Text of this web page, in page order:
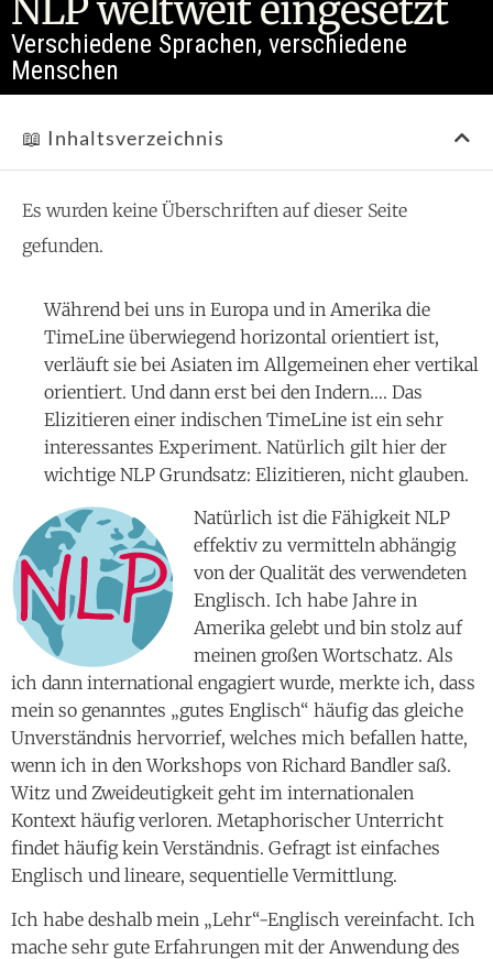
NLP weltweit eingesetzt
Verschiedene Sprachen, verschiedene
Menschen
Während bei uns in Europa und in Amerika die
TimeLine überwiegend horizontal orientiert ist,
verläuft sie bei Asiaten im Allgemeinen eher vertikal
orientiert. Und dann erst bei den Indern…. Das
Elizitieren einer indischen TimeLine ist ein sehr
interessantes Experiment. Natürlich gilt hier der
wichtige NLP Grundsatz: Elizitieren, nicht glauben.
Natürlich ist die Fähigkeit NLP
effektiv zu vermitteln abhängig
von der Qualität des verwendeten
Englisch. Ich habe Jahre in
Amerika gelebt und bin stolz auf
meinen großen Wortschatz. Als
ich dann international engagiert wurde, merkte ich, dass
mein so genanntes „gutes Englisch“ häufig das gleiche
Unverständnis hervorrief, welches mich befallen hatte,
wenn ich in den Workshops von Richard Bandler saß.
Witz und Zweideutigkeit geht im internationalen
Kontext häufig verloren. Metaphorischer Unterricht
findet häufig kein Verständnis. Gefragt ist einfaches
Englisch und lineare, sequentielle Vermittlung.
Ich habe deshalb mein „Lehr“-Englisch vereinfacht. Ich
mache sehr gute Erfahrungen mit der Anwendung des
📖 Inhaltsverzeichnis
Es wurden keine Überschriften auf dieser Seite
gefunden.